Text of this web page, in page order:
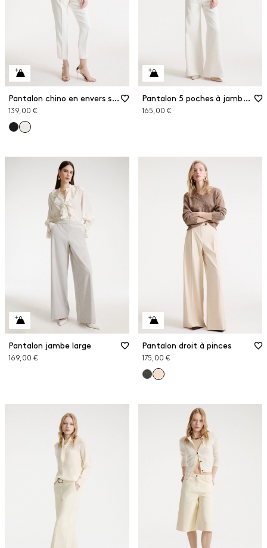
Pantalon chino en envers satin
139,00 €
Pantalon 5 poches à jambe large
165,00 €
Pantalon jambe large
169,00 €
Pantalon droit à pinces
175,00 €